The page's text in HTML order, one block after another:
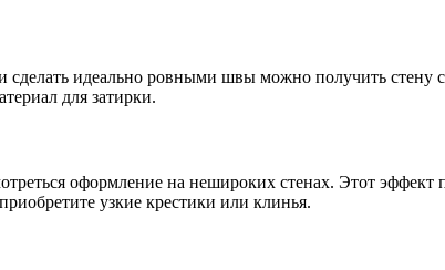
сделать идеально ровными швы можно получить стену
для затирки.
оформление на нешироких стенах. Этот эффект
узкие крестики или клинья.